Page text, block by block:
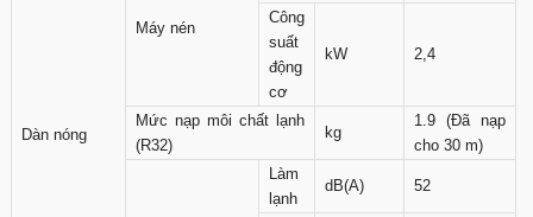
Dàn nóng
Máy nén
Công
suất
động
cơ
kW 2,4
Mức nạp môi chất lạnh
(R32)
kg
1.9 (Đã nạp
cho 30 m)
Làm
lạnh
dB(A) 52